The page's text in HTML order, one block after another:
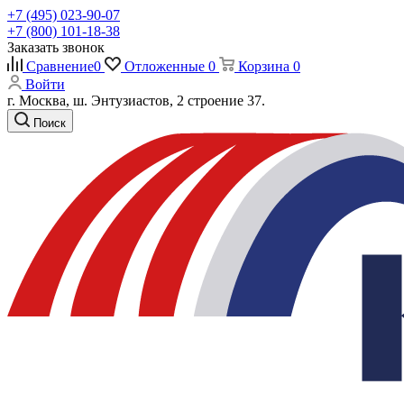
+7 (495) 023-90-07
+7 (800) 101-18-38
Заказать звонок
Сравнение0 Отложенные 0 Корзина 0
Войти
г. Москва, ш. Энтузиастов, 2 строение 37.
Поиск